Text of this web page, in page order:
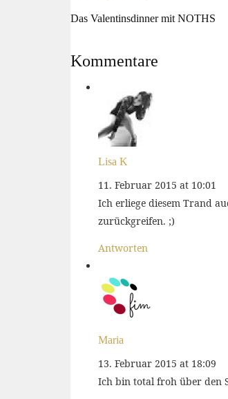
Das Valentinsdinner mit NOTHS
Kommentare
Lisa K
11. Februar 2015 at 10:01
Ich erliege diesem Trand
zurückgreifen. ;)
Antworten
Maria
13. Februar 2015 at 18:09
Ich bin total froh über den